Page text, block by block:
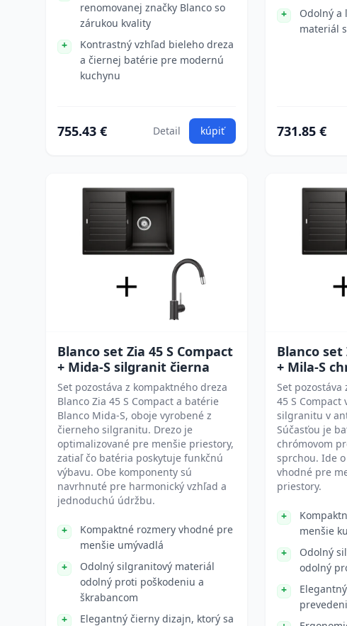
renomovanej značky Blanco so
zárukou kvality
Kontrastný vzhľad bieleho dreza
a čiernej batérie pre modernú
kuchynu
755.43 € Detail kúpiť
Odolný a
materiál
731.85 €
Blanco set Zia 45 S Compact
+ Mida-S silgranit čierna
Set pozostáva z kompaktného dreza
Blanco Zia 45 S Compact a batérie
Blanco Mida-S, oboje vyrobené z
čierneho silgranitu. Drezo je
optimalizované pre menšie priestory,
zatiaľ čo batéria poskytuje funkčnú
výbavu. Obe komponenty sú
navrhnuté pre harmonický vzhľad a
jednoduchú údržbu.
Kompaktné rozmery vhodné pre
menšie umývadlá
Odolný silgranitový materiál
odolný proti poškodeniu a
škrabancom
Elegantný čierny dizajn, ktorý sa
Blanco set
+ Mila-S
Set pozostáva
45 S
silgranitu v
Súčasťou je
chrómovom
sprchou. Ide
vhodné pre
priestory.
menšie
Odolný
odolný